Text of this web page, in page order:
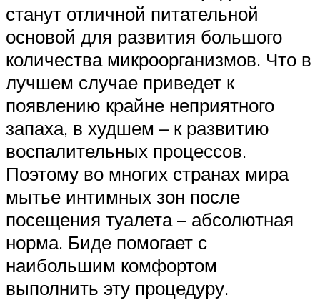
станут отличной питательной
основой для развития большого
количества микроорганизмов. Что в
лучшем случае приведет к
появлению крайне неприятного
запаха, в худшем – к развитию
воспалительных процессов.
Поэтому во многих странах мира
мытье интимных зон после
посещения туалета – абсолютная
норма. Биде помогает с
наибольшим комфортом
выполнить эту процедуру.